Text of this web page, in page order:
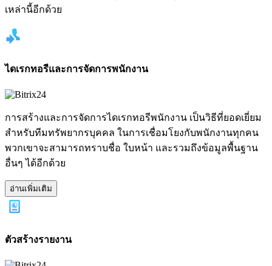
เหล่านี้อีกด้วย
ไดเรกทอรีและการจัดการพนักงาน
การสร้างและการจัดการไดเรกทอรีพนักงาน เป็นวิธีที่ยอดเยี่ยม
สำหรับทีมทรัพยากรบุคคล ในการเชื่อมโยงกับพนักงานทุกคน
พวกเขาจะสามารถทราบชื่อ ใบหน้า และรวมถึงข้อมูลพื้นฐาน
อื่นๆ ได้อีกด้วย
อ่านเพิ่มเติม
ตัวสร้างรายงาน